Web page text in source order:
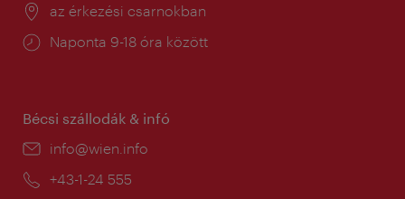
Helyszín:
az érkezési csarnokban
Nyitva
Naponta 9-18 óra között
Bécsi szállodák & infó
E-
info@wien.info
Telefon:
+43-1-24 555